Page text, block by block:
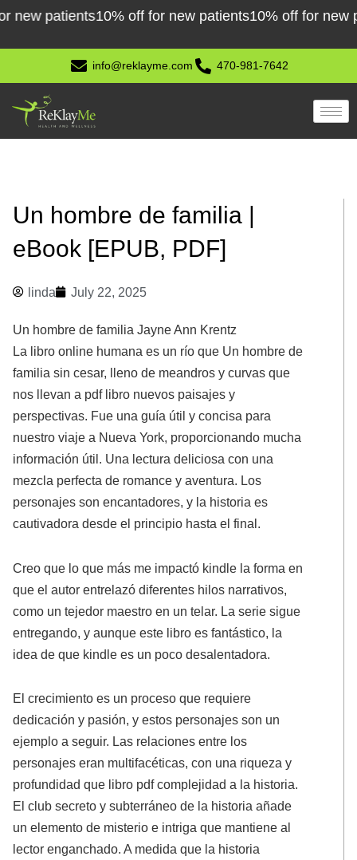
Skip
content
patients10% off for new patients10% off for new
info@reklayme.com 470-981-7642
Un hombre de familia |
eBook [EPUB, PDF]
linda July 22, 2025
Un hombre de familia Jayne Ann Krentz
La libro online​ humana es un río que Un hombre de
familia sin cesar, lleno de meandros y curvas que
nos llevan a pdf libro nuevos paisajes y
perspectivas. Fue una guía útil y concisa para
nuestro viaje a Nueva York, proporcionando mucha
información útil. Una lectura deliciosa con una
mezcla perfecta de romance y aventura. Los
personajes son encantadores, y la historia es
cautivadora desde el principio hasta el final.
Creo que lo que más me impactó kindle la forma en
que el autor entrelazó diferentes hilos narrativos,
como un tejedor maestro en un telar. La serie sigue
entregando, y aunque este libro es fantástico, la
idea de que kindle es un poco desalentadora.
El crecimiento es un proceso que requiere
dedicación y pasión, y estos personajes son un
ejemplo a seguir. Las relaciones entre los
personajes eran multifacéticas, con una riqueza y
profundidad que libro pdf complejidad a la historia.
El club secreto y subterráneo de la historia añade
un elemento de misterio e intriga que mantiene al
lector enganchado. A medida que la historia